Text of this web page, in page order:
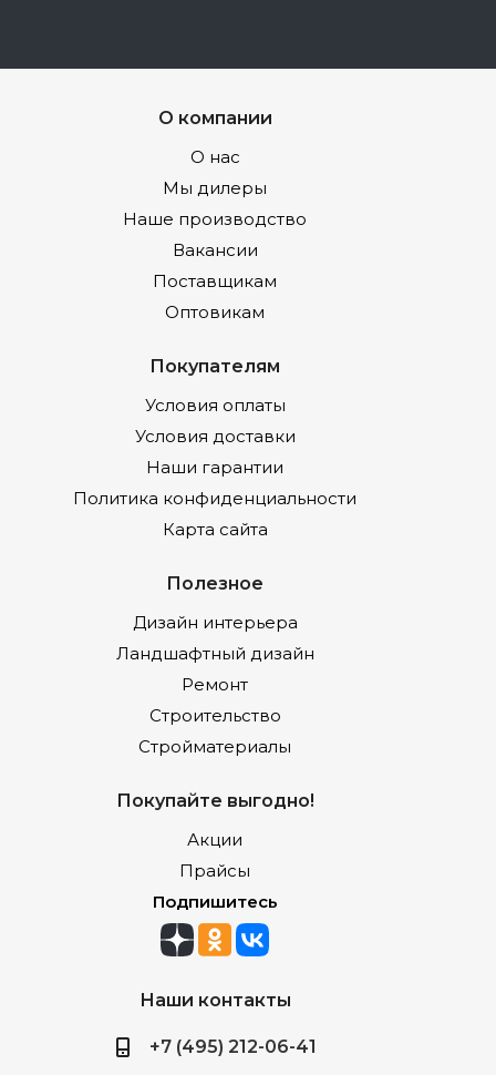
О компании
О нас
Мы дилеры
Наше производство
Вакансии
Поставщикам
Оптовикам
Покупателям
Условия оплаты
Условия доставки
Наши гарантии
Политика конфиденциальности
Карта сайта
Полезное
Дизайн интерьера
Ландшафтный дизайн
Ремонт
Строительство
Стройматериалы
Покупайте выгодно!
Акции
Прайсы
Подпишитесь
Наши контакты
+7 (495) 212-06-41